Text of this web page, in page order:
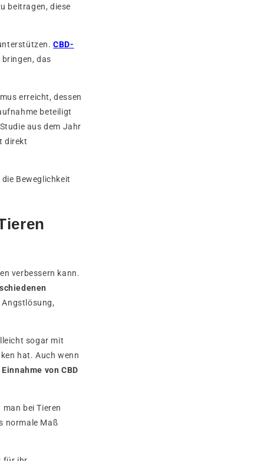
beitragen, diese
CBD-
das
erreicht, dessen
beteiligt
aus dem Jahr
direkt
die Beweglichkeit
verbessern kann.
Angstlösung,
sogar mit
hat. Auch wenn
von CBD
bei Tieren
normale Maß